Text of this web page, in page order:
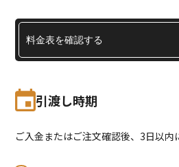
料金表を確認する
引渡し時期
ご入金またはご注文確認後、3日以内